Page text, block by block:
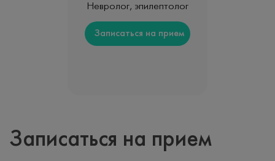
Невролог, эпилептолог
Записаться на прием
Записаться на прием